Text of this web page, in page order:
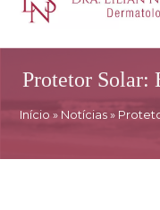
Início » Notícias»